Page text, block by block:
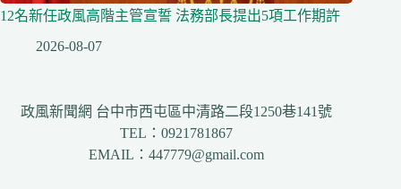
12名新任政風高階主管宣誓 法務部長提出5項工作期許
2026-08-07
政風新聞網 台中市西屯區中清路二段1250巷141號
TEL：0921781867
EMAIL：447779@gmail.com